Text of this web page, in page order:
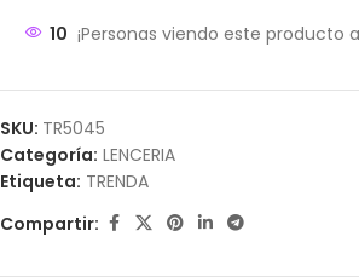
10 ¡Personas viendo este producto
SKU: TR5045
Categoría: LENCERIA
Etiqueta: TRENDA
Compartir: